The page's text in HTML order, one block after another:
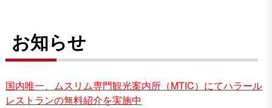
お知らせ
国内唯一、ムスリム専門観光案内所（MTIC）にてハラール
レストランの無料紹介を実施中